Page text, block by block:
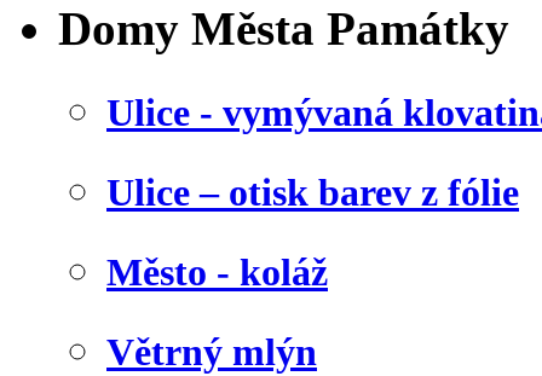
Domy Města Památky
Ulice - vymývaná
Ulice – otisk barev z fólie
Město - koláž
Větrný mlýn